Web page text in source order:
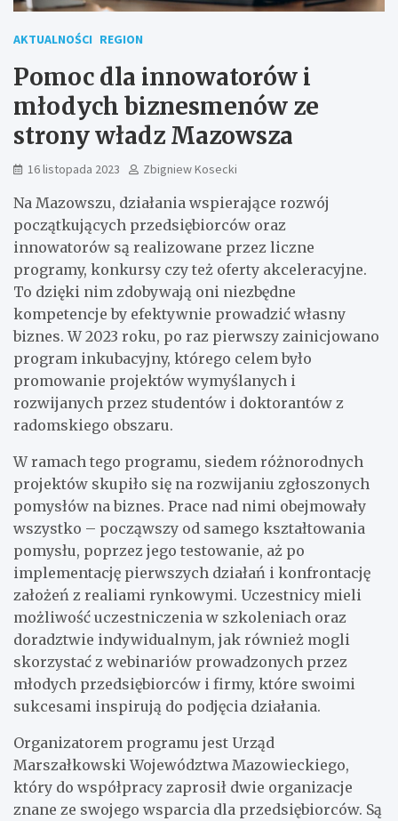
AKTUALNOŚCI REGION
Pomoc dla innowatorów i
młodych biznesmenów ze
strony władz Mazowsza
16 listopada 2023 Zbigniew Kosecki
Na Mazowszu, działania wspierające rozwój
początkujących przedsiębiorców oraz
innowatorów są realizowane przez liczne
programy, konkursy czy też oferty akceleracyjne.
To dzięki nim zdobywają oni niezbędne
kompetencje by efektywnie prowadzić własny
biznes. W 2023 roku, po raz pierwszy zainicjowano
program inkubacyjny, którego celem było
promowanie projektów wymyślanych i
rozwijanych przez studentów i doktorantów z
radomskiego obszaru.
W ramach tego programu, siedem różnorodnych
projektów skupiło się na rozwijaniu zgłoszonych
pomysłów na biznes. Prace nad nimi obejmowały
wszystko – począwszy od samego kształtowania
pomysłu, poprzez jego testowanie, aż po
implementację pierwszych działań i konfrontację
założeń z realiami rynkowymi. Uczestnicy mieli
możliwość uczestniczenia w szkoleniach oraz
doradztwie indywidualnym, jak również mogli
skorzystać z webinariów prowadzonych przez
młodych przedsiębiorców i firmy, które swoimi
sukcesami inspirują do podjęcia działania.
Organizatorem programu jest Urząd
Marszałkowski Województwa Mazowieckiego,
który do współpracy zaprosił dwie organizacje
znane ze swojego wsparcia dla przedsiębiorców. Są